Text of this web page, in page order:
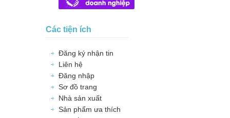
Các tiện ích
Đăng ký nhận tin
Liên hệ
Đăng nhập
Sơ đồ trang
Nhà sản xuất
Sản phẩm ưa thích